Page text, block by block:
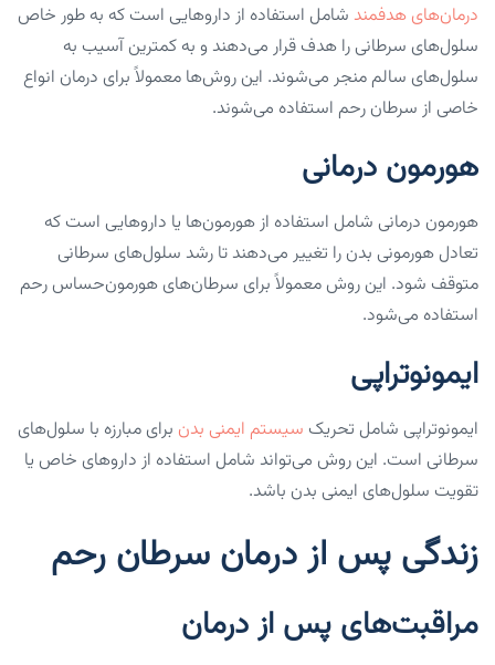
درمان‌های هدفمند شامل استفاده از داروهایی است که به طور خاص
سلول‌های سرطانی را هدف قرار می‌دهند و به کمترین آسیب به
سلول‌های سالم منجر می‌شوند. این روش‌ها معمولاً برای درمان انواع
خاصی از سرطان رحم استفاده می‌شوند.
هورمون درمانی
هورمون درمانی شامل استفاده از هورمون‌ها یا داروهایی است که
تعادل هورمونی بدن را تغییر می‌دهند تا رشد سلول‌های سرطانی
متوقف شود. این روش معمولاً برای سرطان‌های هورمون‌حساس رحم
استفاده می‌شود.
ایمونوتراپی
ایمونوتراپی شامل تحریک سیستم ایمنی بدن برای مبارزه با سلول‌های
سرطانی است. این روش می‌تواند شامل استفاده از داروهای خاص یا
تقویت سلول‌های ایمنی بدن باشد.
زندگی پس از درمان سرطان رحم
مراقبت‌های پس از درمان